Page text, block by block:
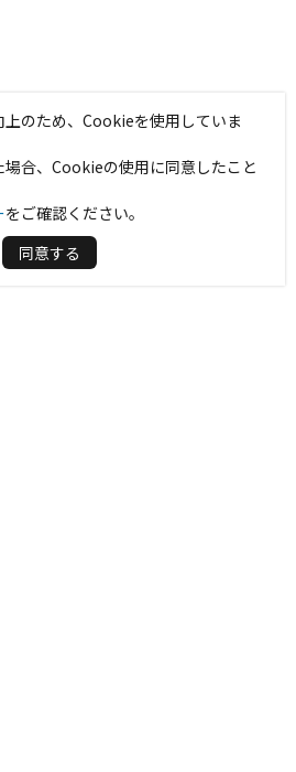
のため、Cookieを使用していま
合、Cookieの使用に同意したこと
をご確認ください。
同意する